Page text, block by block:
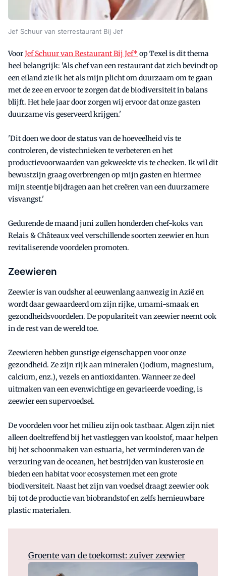
Jef Schuur van sterrestaurant Bij Jef
VoorJef Schuur van Restaurant Bij Jef* op Texel is dit thema
heel belangrijk: 'Als chef van een restaurant dat zich bevindt op
een eiland zie ik het als mijn plicht om duurzaam om te gaan
met de zee en ervoor te zorgen dat de biodiversiteit in balans
blijft. Het hele jaar door zorgen wij ervoor dat onze gasten
duurzame vis geserveerd krijgen.'
'Dit doen we door de status van de hoeveelheid vis te
controleren, de vistechnieken te verbeteren en het
productievoorwaarden van gekweekte vis te checken. Ik wil dit
bewustzijn graag overbrengen op mijn gasten en hiermee
mijn steentje bijdragen aan het creëren van een duurzamere
visvangst.'
Gedurende de maand juni zullen honderden chef-koks van
Relais & Châteaux veel verschillende soorten zeewier en hun
revitaliserende voordelen promoten.
Zeewieren
Zeewier is van oudsher al eeuwenlang aanwezig in Azië en
wordt daar gewaardeerd om zijn rijke, umami-smaak en
gezondheidsvoordelen. De populariteit van zeewier neemt ook
in de rest van de wereld toe.
Zeewieren hebben gunstige eigenschappen voor onze
gezondheid. Ze zijn rijk aan mineralen (jodium, magnesium,
calcium, enz.), vezels en antioxidanten. Wanneer ze deel
uitmaken van een evenwichtige en gevarieerde voeding, is
zeewier een supervoedsel.
De voordelen voor het milieu zijn ook tastbaar. Algen zijn niet
alleen doeltreffend bij het vastleggen van koolstof, maar helpen
bij het schoonmaken van estuaria, het verminderen van de
verzuring van de oceanen, het bestrijden van kusterosie en
bieden een habitat voor ecosystemen met een grote
biodiversiteit. Naast het zijn van voedsel draagt zeewier ook
bij tot de productie van biobrandstof en zelfs hernieuwbare
plastic materialen.
Groente van de toekomst: zuiver zeewier